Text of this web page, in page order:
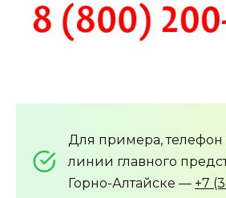
Для примера, телефон
линии главного
Горно-Алтайске — +7